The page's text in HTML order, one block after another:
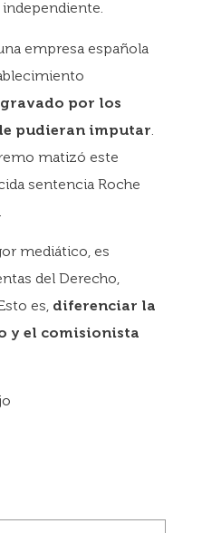
empresa española
por los
pudieran imputar
matizó este
sentencia Roche
mediático, es
del Derecho,
es, diferenciar la
y el comisionista